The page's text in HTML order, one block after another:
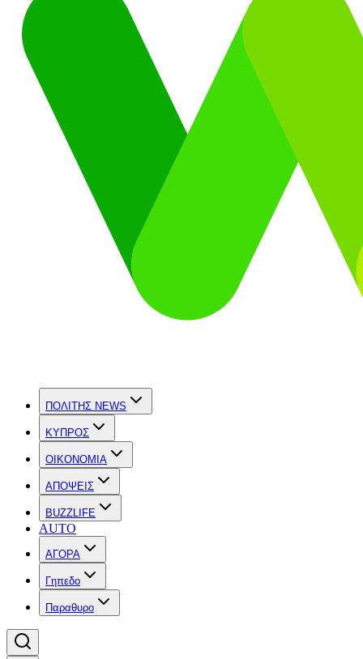
ΠΟΛΙΤΗΣ NEWS
ΚΥΠΡΟΣ
OIKONOMIA
ΑΠΟΨΕΙΣ
BUZZLIFE
AUTO
ΑΓΟΡΑ
Γηπεδο
Παραθυρο